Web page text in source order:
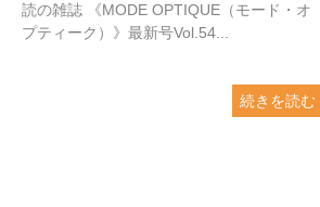
読の雑誌 《MODE OPTIQUE（モード・オ
プティーク）》最新号Vol.54...
続きを読む